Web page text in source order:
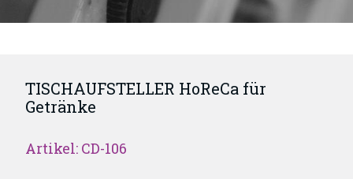
TISCHAUFSTELLER HoReCa für
Getränke
Artikel: CD-106